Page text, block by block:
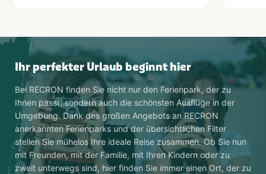
Ihr perfekter Urlaub beginnt hier
Bei RECRON finden Sie nicht nur den Ferienpark, der zu
Ihnen passt, sondern auch die schönsten Ausflüge in der
Umgebung. Dank des großen Angebots an RECRON
anerkannten Ferienparks und der übersichtlichen Filter
stellen Sie mühelos Ihre ideale Reise zusammen. Ob Sie nun
mit Freunden, mit der Familie, mit Ihren Kindern oder zu
zweit unterwegs sind, hier finden Sie immer einen Ort, der zu